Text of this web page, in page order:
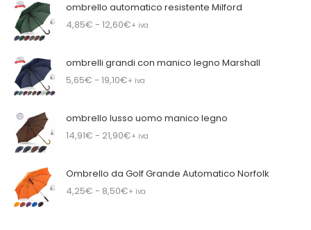
ombrello automatico resistente Milford
4,85€ - 12,60€+ iva
ombrelli grandi con manico legno Marshall
5,65€ - 19,10€+ iva
ombrello lusso uomo manico legno
14,91€ - 21,90€+ iva
Ombrello da Golf Grande Automatico Norfolk
4,25€ - 8,50€+ iva